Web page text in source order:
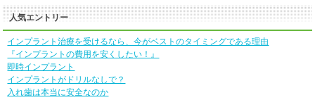
人気エントリー
インプラント治療を受けるなら、今がベストのタイミングである理由
『インプラントの費用を安くしたい！』
即時インプラント
インプラントがドリルなしで？
入れ歯は本当に安全なのか